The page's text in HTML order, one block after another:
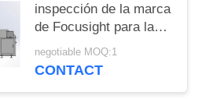
inspección de la marca
de Focusight para la
caja de la crema dental
que imprime la
negotiable MOQ:1
CONTACT